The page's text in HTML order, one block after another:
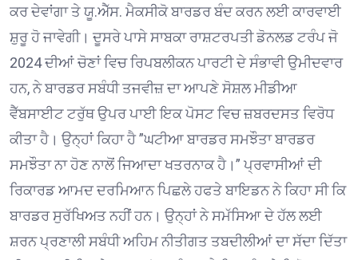
ਕਰ ਦੇਵਾਂਗਾ ਤੇ ਯੂ.ਐੱਸ. ਮੈਕਸੀਕੋ ਬਾਰਡਰ ਬੰਦ ਕਰਨ ਲਈ ਕਾਰਵਾਈ
ਸ਼ੁਰੂ ਹੋ ਜਾਵੇਗੀ। ਦੂਸਰੇ ਪਾਸੇ ਸਾਬਕਾ ਰਾਸ਼ਟਰਪਤੀ ਡੋਨਲਡ ਟਰੰਪ ਜੋ
2024 ਦੀਆਂ ਚੋਣਾਂ ਵਿਚ ਰਿਪਬਲੀਕਨ ਪਾਰਟੀ ਦੇ ਸੰਭਾਵੀ ਉਮੀਦਵਾਰ
ਹਨ, ਨੇ ਬਾਰਡਰ ਸਬੰਧੀ ਤਜਵੀਜ਼ ਦਾ ਆਪਣੇ ਸੋਸ਼ਲ ਮੀਡੀਆ
ਵੈੱਬਸਾਈਟ ਟਰੁੱਥ ਉਪਰ ਪਾਈ ਇਕ ਪੋਸਟ ਵਿਚ ਜ਼ਬਰਦਸਤ ਵਿਰੋਧ
ਕੀਤਾ ਹੈ। ਉਨ੍ਹਾਂ ਕਿਹਾ ਹੈ ”ਘਟੀਆ ਬਾਰਡਰ ਸਮਝੌਤਾ ਬਾਰਡਰ
ਸਮਝੌਤਾ ਨਾ ਹੋਣ ਨਾਲੋਂ ਜਿਆਦਾ ਖਤਰਨਾਕ ਹੈ।” ਪ੍ਰਵਾਸੀਆਂ ਦੀ
ਰਿਕਾਰਡ ਆਮਦ ਦਰਮਿਆਨ ਪਿਛਲੇ ਹਫਤੇ ਬਾਇਡਨ ਨੇ ਕਿਹਾ ਸੀ ਕਿ
ਬਾਰਡਰ ਸੁਰੱਖਿਅਤ ਨਹੀਂ ਹਨ। ਉਨ੍ਹਾਂ ਨੇ ਸਮੱਸਿਆ ਦੇ ਹੱਲ ਲਈ
ਸ਼ਰਨ ਪ੍ਰਣਾਲੀ ਸਬੰਧੀ ਅਹਿਮ ਨੀਤੀਗਤ ਤਬਦੀਲੀਆਂ ਦਾ ਸੱਦਾ ਦਿੱਤਾ